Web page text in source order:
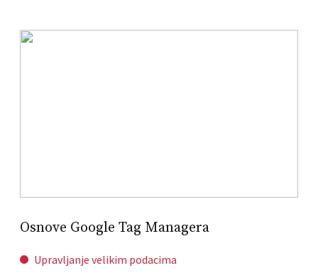
Osnove Google Tag Managera
Upravljanje velikim podacima